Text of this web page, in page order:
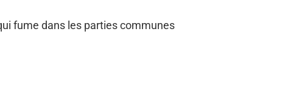
fume dans les parties communes